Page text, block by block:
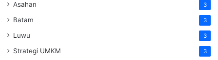
Asahan 3
Batam 3
Luwu 3
Strategi UMKM 3